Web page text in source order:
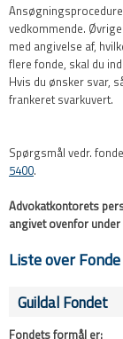
vedkommende.
med angivelse af,
flere fonde, skal du
Hvis du ønsker svar,
frankeret svarkuvert.
​Spørgsmål vedr.
5400.
Advokatkontorets
angivet ovenfor
Liste over Fonde
Guildal Fondet
Fondets formål er: